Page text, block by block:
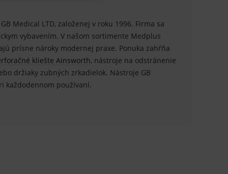
Medical LTD, založenej v roku 1996. Firma sa
vybavením. V našom sortimente Medplus
prísne nároky modernej praxe. Ponuka zahŕňa
kliešte Ainsworth, nástroje na odstránenie
držiaky zubných zrkadielok. Nástroje GB
každodennom používaní.
do košíka atď. Pre správne
relací uživatelů